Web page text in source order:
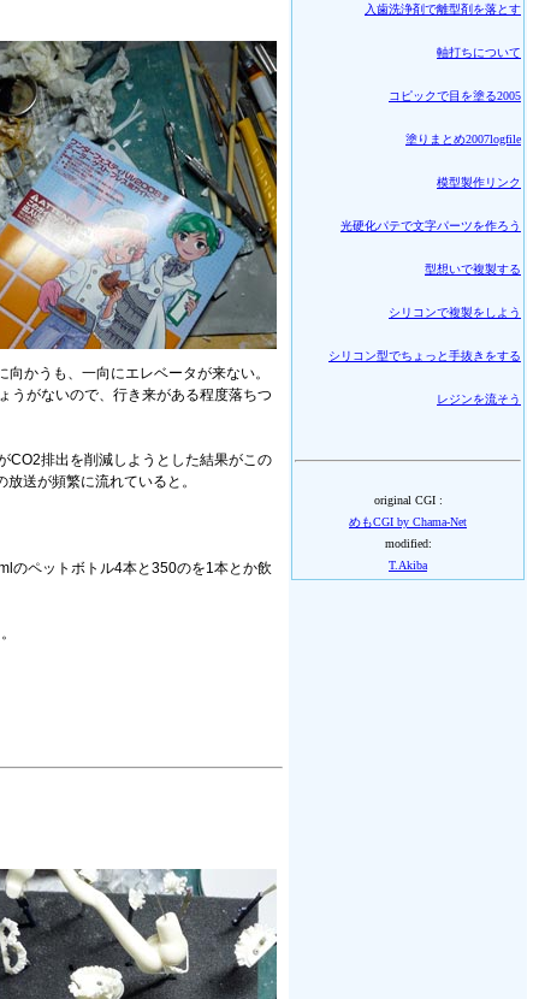
かうも、一向にエレベータが来ない。
うがないので、行き来がある程度落ちつ
CO2排出を削減しようとした結果がこの
送が頻繁に流れていると。
のペットボトル4本と350のを1本とか飲
入歯洗浄剤で離型剤を落とす
軸打ちについて
コピックで目を塗る2005
塗りまとめ2007logfile
模型製作リンク
光硬化パテで文字パーツを作ろう
型想いで複製する
シリコンで複製をしよう
シリコン型でちょっと手抜きをする
レジンを流そう
original CGI :
めもCGI by Chama-Net
modified:
T.Akiba